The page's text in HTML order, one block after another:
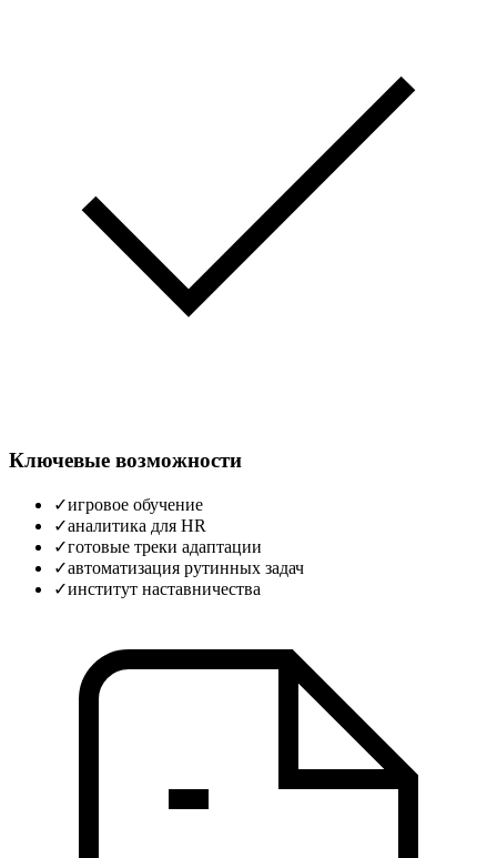
Ключевые возможности
✓игровое обучение
✓аналитика для HR
✓готовые треки адаптации
✓автоматизация рутинных задач
✓институт наставничества